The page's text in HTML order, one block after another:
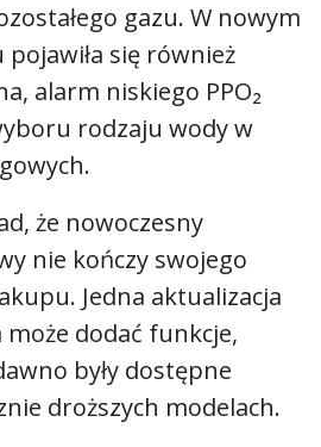
gazu. W nowym
się również
alarm niskiego PPO₂
rodzaju wody w
że nowoczesny
nie kończy swojego
Jedna aktualizacja
dodać funkcje,
były dostępne
droższych modelach.